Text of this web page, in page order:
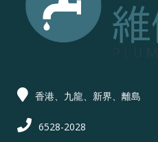
香港、九龍、新界、離島
6528-2028